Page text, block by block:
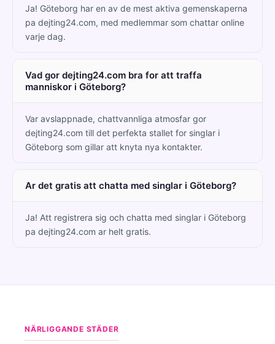
Ja! Göteborg har en av de mest aktiva gemenskaperna
pa dejting24.com, med medlemmar som chattar online
varje dag.
Vad gor dejting24.com bra for att traffa
manniskor i Göteborg?
Var avslappnade, chattvannliga atmosfar gor
dejting24.com till det perfekta stallet for singlar i
Göteborg som gillar att knyta nya kontakter.
Ar det gratis att chatta med singlar i Göteborg?
Ja! Att registrera sig och chatta med singlar i Göteborg
pa dejting24.com ar helt gratis.
NÄRLIGGANDE STÄDER